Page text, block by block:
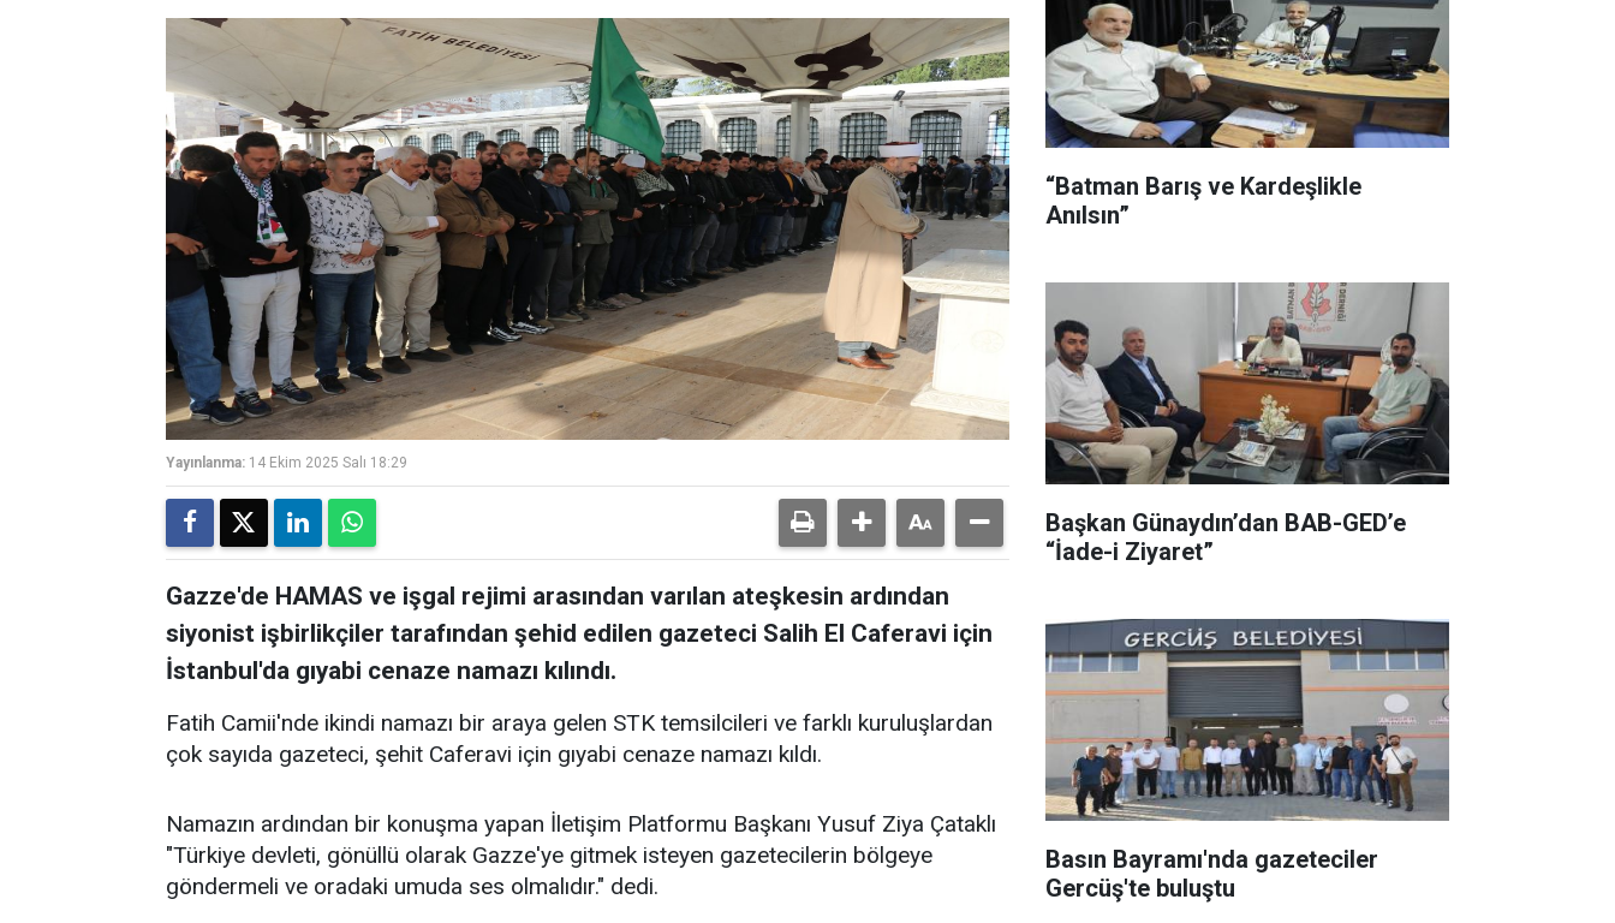
Yayınlanma: 14 Ekim 2025 Salı 18:29
Gazze'de HAMAS ve işgal rejimi arasından varılan ateşkesin ardından
siyonist işbirlikçiler tarafından şehid edilen gazeteci Salih El Caferavi için
İstanbul'da gıyabi cenaze namazı kılındı.
Fatih Camii'nde ikindi namazı bir araya gelen STK temsilcileri ve farklı kuruluşlardan
çok sayıda gazeteci, şehit Caferavi için gıyabi cenaze namazı kıldı.
Namazın ardından bir konuşma yapan İletişim Platformu Başkanı Yusuf Ziya Çataklı
"Türkiye devleti, gönüllü olarak Gazze'ye gitmek isteyen gazetecilerin bölgeye
göndermeli ve oradaki umuda ses olmalıdır." dedi.
“Batman Barış ve Kardeşlikle
Anılsın”
Başkan Günaydın’dan BAB-GED’e
“İade-i Ziyaret”
Basın Bayramı'nda gazeteciler
Gercüş'te buluştu